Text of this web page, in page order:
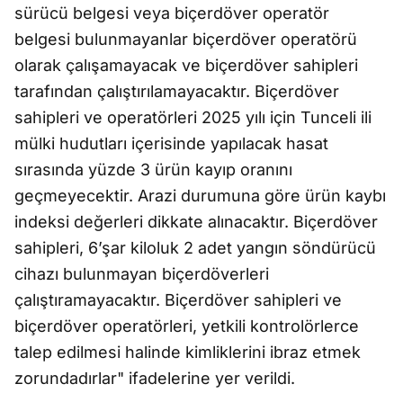
sürücü belgesi veya biçerdöver operatör
belgesi bulunmayanlar biçerdöver operatörü
olarak çalışamayacak ve biçerdöver sahipleri
tarafından çalıştırılamayacaktır. Biçerdöver
sahipleri ve operatörleri 2025 yılı için Tunceli ili
mülki hudutları içerisinde yapılacak hasat
sırasında yüzde 3 ürün kayıp oranını
geçmeyecektir. Arazi durumuna göre ürün kaybı
indeksi değerleri dikkate alınacaktır. Biçerdöver
sahipleri, 6’şar kiloluk 2 adet yangın söndürücü
cihazı bulunmayan biçerdöverleri
çalıştıramayacaktır. Biçerdöver sahipleri ve
biçerdöver operatörleri, yetkili kontrolörlerce
talep edilmesi halinde kimliklerini ibraz etmek
zorundadırlar" ifadelerine yer verildi.